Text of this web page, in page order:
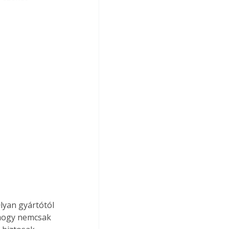
gyártótól
nemcsak